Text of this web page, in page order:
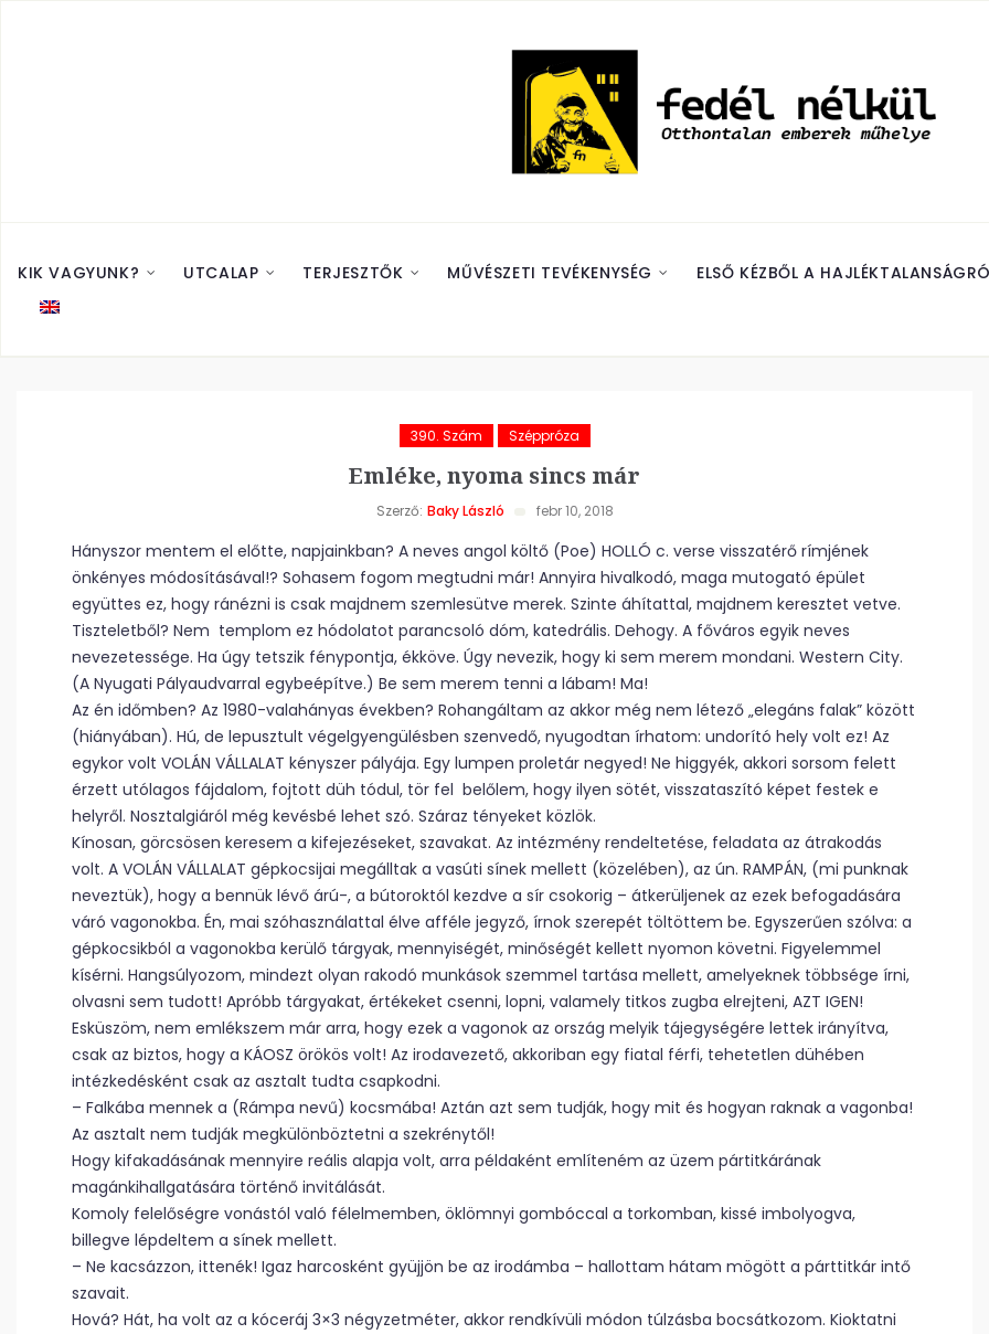
KIK VAGYUNK? UTCALAP TERJESZTŐK MŰVÉSZETI TEVÉKENYSÉG ELSŐ KÉZBŐL A
390. Szám Széppróza
Emléke, nyoma sincs már
Szerző: Baky László febr 10, 2018
Hányszor mentem el előtte, napjainkban? A neves angol költő (Poe) HOLLÓ c. verse visszatérő rímjének
önkényes módosításával!? Sohasem fogom megtudni már! Annyira hivalkodó, maga mutogató épület
együttes ez, hogy ránézni is csak majdnem szemlesütve merek. Szinte áhítattal, majdnem keresztet vetve.
Tiszteletből? Nem templom ez hódolatot parancsoló dóm, katedrális. Dehogy. A főváros egyik neves
nevezetessége. Ha úgy tetszik fénypontja, ékköve. Úgy nevezik, hogy ki sem merem mondani. Western City.
(A Nyugati Pályaudvarral egybeépítve.) Be sem merem tenni a lábam! Ma!
Az én időmben? Az 1980-valahányas években? Rohangáltam az akkor még nem létező „elegáns falak” között
(hiányában). Hú, de lepusztult végelgyengülésben szenvedő, nyugodtan írhatom: undorító hely volt ez! Az
egykor volt VOLÁN VÁLLALAT kényszer pályája. Egy lumpen proletár negyed! Ne higgyék, akkori sorsom felett
érzett utólagos fájdalom, fojtott düh tódul, tör fel belőlem, hogy ilyen sötét, visszataszító képet festek e
helyről. Nosztalgiáról még kevésbé lehet szó. Száraz tényeket közlök.
Kínosan, görcsösen keresem a kifejezéseket, szavakat. Az intézmény rendeltetése, feladata az átrakodás
volt. A VOLÁN VÁLLALAT gépkocsijai megálltak a vasúti sínek mellett (közelében), az ún. RAMPÁN, (mi punknak
neveztük), hogy a bennük lévő árú-, a bútoroktól kezdve a sír csokorig – átkerüljenek az ezek befogadására
váró vagonokba. Én, mai szóhasználattal élve afféle jegyző, írnok szerepét töltöttem be. Egyszerűen szólva: a
gépkocsikból a vagonokba kerülő tárgyak, mennyiségét, minőségét kellett nyomon követni. Figyelemmel
kísérni. Hangsúlyozom, mindezt olyan rakodó munkások szemmel tartása mellett, amelyeknek többsége írni,
olvasni sem tudott! Apróbb tárgyakat, értékeket csenni, lopni, valamely titkos zugba elrejteni, AZT IGEN!
Esküszöm, nem emlékszem már arra, hogy ezek a vagonok az ország melyik tájegységére lettek irányítva,
csak az biztos, hogy a KÁOSZ örökös volt! Az irodavezető, akkoriban egy fiatal férfi, tehetetlen dühében
intézkedésként csak az asztalt tudta csapkodni.
– Falkába mennek a (Rámpa nevű) kocsmába! Aztán azt sem tudják, hogy mit és hogyan raknak a vagonba!
Az asztalt nem tudják megkülönböztetni a szekrénytől!
Hogy kifakadásának mennyire reális alapja volt, arra példaként említeném az üzem pártitkárának
magánkihallgatására történő invitálását.
Komoly felelőségre vonástól való félelmemben, öklömnyi gombóccal a torkomban, kissé imbolyogva,
billegve lépdeltem a sínek mellett.
– Ne kacsázzon, ittenék! Igaz harcosként gyüjjön be az irodámba – hallottam hátam mögött a párttitkár intő
szavait.
Hová? Hát, ha volt az a kóceráj 3×3 négyzetméter, akkor rendkívüli módon túlzásba bocsátkozom. Kioktatni